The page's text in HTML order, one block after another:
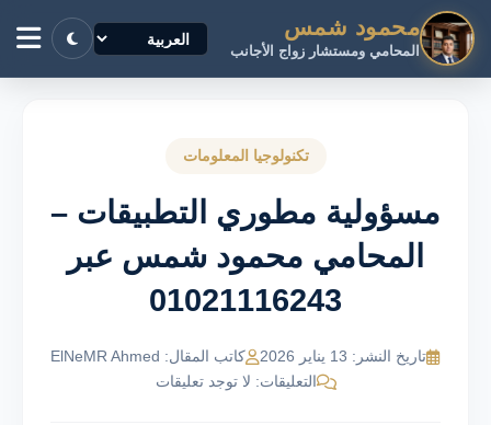
محمود شمس
المحامي ومستشار زواج الأجانب
تكنولوجيا المعلومات
مسؤولية مطوري التطبيقات –
المحامي محمود شمس عبر
01021116243
تاريخ النشر: 13 يناير 2026
كاتب المقال: ElNeMR Ahmed
التعليقات: لا توجد تعليقات